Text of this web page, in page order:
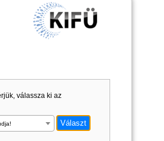
válassza ki az